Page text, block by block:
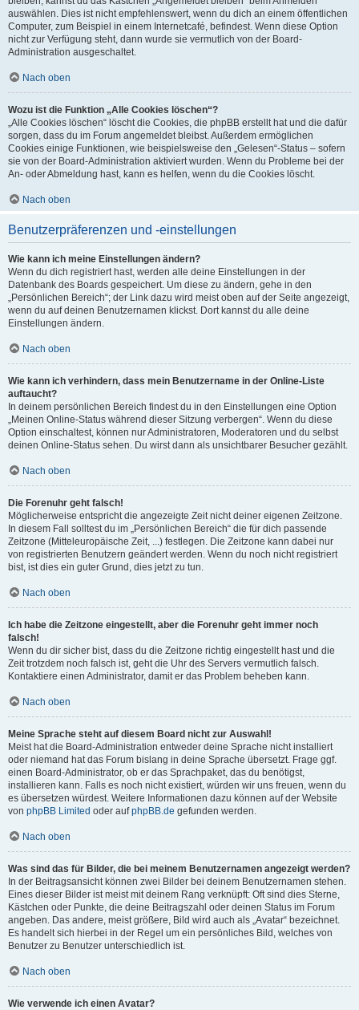
auswählen. Dies ist nicht empfehlenswert, wenn du dich an einem öffentlichen
Computer, zum Beispiel in einem Internetcafé, befindest. Wenn diese Option
nicht zur Verfügung steht, dann wurde sie vermutlich von der Board-
Administration ausgeschaltet.
Nach oben
Wozu ist die Funktion „Alle Cookies löschen“?
„Alle Cookies löschen“ löscht die Cookies, die phpBB erstellt hat und die dafür
sorgen, dass du im Forum angemeldet bleibst. Außerdem ermöglichen
Cookies einige Funktionen, wie beispielsweise den „Gelesen“-Status – sofern
sie von der Board-Administration aktiviert wurden. Wenn du Probleme bei der
An- oder Abmeldung hast, kann es helfen, wenn du die Cookies löscht.
Nach oben
Benutzerpräferenzen und -einstellungen
Wie kann ich meine Einstellungen ändern?
Wenn du dich registriert hast, werden alle deine Einstellungen in der
Datenbank des Boards gespeichert. Um diese zu ändern, gehe in den
„Persönlichen Bereich“; der Link dazu wird meist oben auf der Seite angezeigt,
wenn du auf deinen Benutzernamen klickst. Dort kannst du alle deine
Einstellungen ändern.
Nach oben
Wie kann ich verhindern, dass mein Benutzername in der Online-Liste
auftaucht?
In deinem persönlichen Bereich findest du in den Einstellungen eine Option
„Meinen Online-Status während dieser Sitzung verbergen“. Wenn du diese
Option einschaltest, können nur Administratoren, Moderatoren und du selbst
deinen Online-Status sehen. Du wirst dann als unsichtbarer Besucher gezählt.
Nach oben
Die Forenuhr geht falsch!
Möglicherweise entspricht die angezeigte Zeit nicht deiner eigenen Zeitzone.
In diesem Fall solltest du im „Persönlichen Bereich“ die für dich passende
Zeitzone (Mitteleuropäische Zeit, ...) festlegen. Die Zeitzone kann dabei nur
von registrierten Benutzern geändert werden. Wenn du noch nicht registriert
bist, ist dies ein guter Grund, dies jetzt zu tun.
Nach oben
Ich habe die Zeitzone eingestellt, aber die Forenuhr geht immer noch
falsch!
Wenn du dir sicher bist, dass du die Zeitzone richtig eingestellt hast und die
Zeit trotzdem noch falsch ist, geht die Uhr des Servers vermutlich falsch.
Kontaktiere einen Administrator, damit er das Problem beheben kann.
Nach oben
Meine Sprache steht auf diesem Board nicht zur Auswahl!
Meist hat die Board-Administration entweder deine Sprache nicht installiert
oder niemand hat das Forum bislang in deine Sprache übersetzt. Frage ggf.
einen Board-Administrator, ob er das Sprachpaket, das du benötigst,
installieren kann. Falls es noch nicht existiert, würden wir uns freuen, wenn du
es übersetzen würdest. Weitere Informationen dazu können auf der Website
von phpBB Limited oder aufphpBB.de gefunden werden.
Nach oben
Was sind das für Bilder, die bei meinem Benutzernamen angezeigt werden?
In der Beitragsansicht können zwei Bilder bei deinem Benutzernamen stehen.
Eines dieser Bilder ist meist mit deinem Rang verknüpft: Oft sind dies Sterne,
Kästchen oder Punkte, die deine Beitragszahl oder deinen Status im Forum
angeben. Das andere, meist größere, Bild wird auch als „Avatar“ bezeichnet.
Es handelt sich hierbei in der Regel um ein persönliches Bild, welches von
Benutzer zu Benutzer unterschiedlich ist.
Nach oben
Wie verwende ich einen Avatar?